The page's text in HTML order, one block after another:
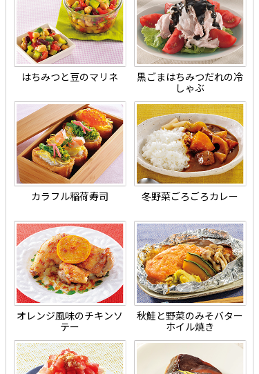
はちみつと豆のマリネ
黒ごまはちみつだれの冷
しゃぶ
カラフル稲荷寿司 冬野菜ごろごろカレー
オレンジ風味のチキンソ
テー
秋鮭と野菜のみそバター
ホイル焼き